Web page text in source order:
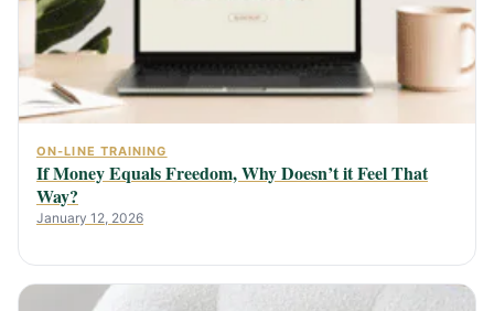
ON-LINE TRAINING
If Money Equals Freedom, Why Doesn’t it Feel That
Way?
January 12, 2026